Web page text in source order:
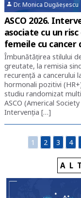
Dr. Monica
ASCO 2026.
asociate cu un
femeile cu cancer
Îmbunătăţirea stilului
greutate, la remisia
recurență a cancerului
hormonali pozitivi
studiu randomizat
ASCO (Americal
Intervenţia […]
1 2 3 4